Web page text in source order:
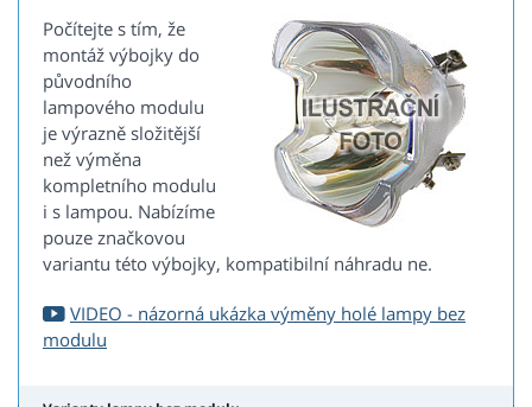
Počítejte s tím, že
montáž výbojky do
původního
lampového modulu
je výrazně složitější
než výměna
kompletního modulu
i s lampou. Nabízíme
pouze značkovou
variantu této výbojky, kompatibilní náhradu ne.
VIDEO - názorná ukázka výměny holé lampy bez
modulu